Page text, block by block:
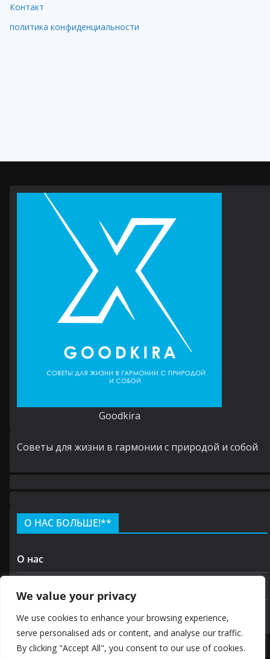
We value your privacy
We use cookies to enhance your browsing experience,
serve personalised ads or content, and analyse our traffic.
By clicking "Accept All", you consent to our use of cookies.
Контакт
политика конфиденциальности
Goodkira
Cоветы для жизни в гармонии с природой и собой
О НАС БОЛЬШЕ!**
О нас
политика конфиденциальности